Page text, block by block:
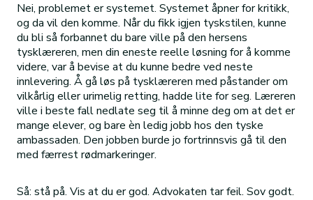
Nei, problemet er systemet. Systemet åpner for kritikk,
og da vil den komme. Når du fikk igjen tyskstilen, kunne
du bli så forbannet du bare ville på den hersens
tysklæreren, men din eneste reelle løsning for å komme
videre, var å bevise at du kunne bedre ved neste
innlevering. Å gå løs på tysklæreren med påstander om
vilkårlig eller urimelig retting, hadde lite for seg. Læreren
ville i beste fall nedlate seg til å minne deg om at det er
mange elever, og bare èn ledig jobb hos den tyske
ambassaden. Den jobben burde jo fortrinnsvis gå til den
med færrest rødmarkeringer.
Så: stå på. Vis at du er god. Advokaten tar feil. Sov godt.